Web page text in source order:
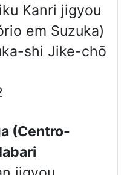
Kanri jigyou
em Suzuka)
shi Jike-chō
(Centro-